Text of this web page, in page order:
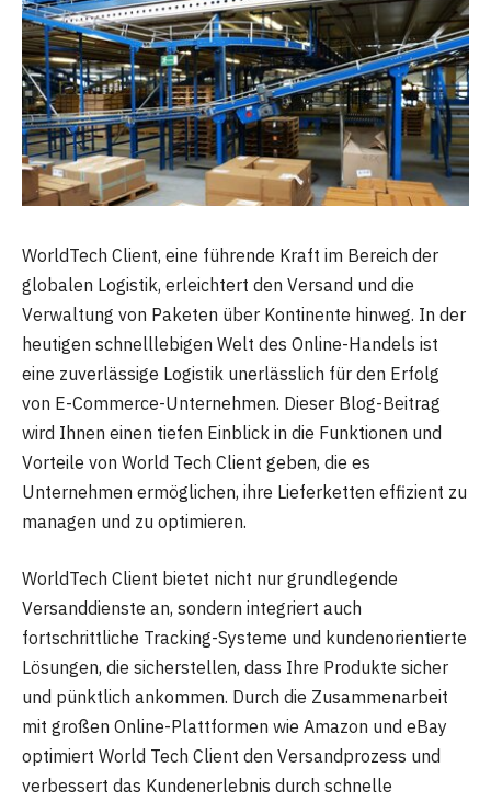
WorldTech Client, eine führende Kraft im Bereich der
globalen Logistik, erleichtert den Versand und die
Verwaltung von Paketen über Kontinente hinweg. In der
heutigen schnelllebigen Welt des Online-Handels ist
eine zuverlässige Logistik unerlässlich für den Erfolg
von E-Commerce-Unternehmen. Dieser Blog-Beitrag
wird Ihnen einen tiefen Einblick in die Funktionen und
Vorteile von World Tech Client geben, die es
Unternehmen ermöglichen, ihre Lieferketten effizient zu
managen und zu optimieren.
WorldTech Client bietet nicht nur grundlegende
Versanddienste an, sondern integriert auch
fortschrittliche Tracking-Systeme und kundenorientierte
Lösungen, die sicherstellen, dass Ihre Produkte sicher
und pünktlich ankommen. Durch die Zusammenarbeit
mit großen Online-Plattformen wie Amazon und eBay
optimiert World Tech Client den Versandprozess und
verbessert das Kundenerlebnis durch schnelle